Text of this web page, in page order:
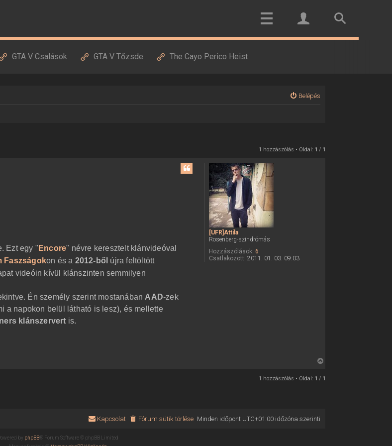
GTA V Csalások GTA V Tőzsde The Cayo Perico Heist
Belépés
1 hozzászólás • Oldal: 1 / 1
[UFR]Attila
Rosenberg-szindrómás
Hozzászólások: 6
Csatlakozott: 2011. 01. 03. 09:03
Ezt egy " Encore" névre keresztelt klánvideóval
Faszságokon és a 2012-ből újra feltöltött
videóin kívül klánszinten semmilyen
Én személy szerint mostanában AAD-zek
a napokon belül látható is lesz), és mellette
klánszervert is.
s
1 hozzászólás • Oldal: 1 / 1
Minden időpont UTC+01:00időzóna szerinti
Fórum sütik törlése
Kapcsolat
by phpBB® Forum Software © phpBB Limited